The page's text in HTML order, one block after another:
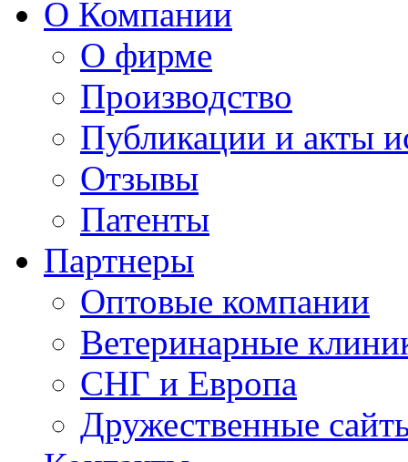
О Компании
О фирме
Производство
Публикации и акты
Отзывы
Патенты
Партнеры
Оптовые компании
Ветеринарные
СНГ и Европа
Дружественные